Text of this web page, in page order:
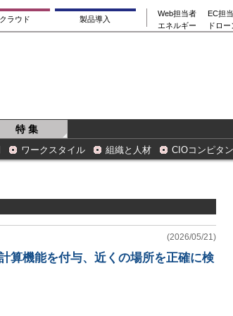
ラウド 製品導入
Web担当者 EC担
エネルギー
ドロー
特 集
ワークスタイル 組織と人材 CIOコンピタ
(2026/05/21)
算機能を付与、近くの場所を正確に検